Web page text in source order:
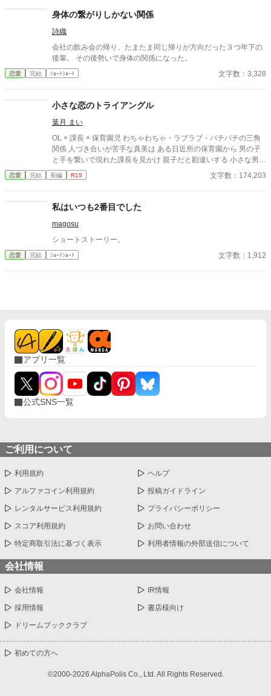
のせいで、その一線は越えられなかった。 でも、あれから変わっ
た私なら……。 ****** 2021/05/29 公開 ****** 表紙 いもこは妹
pixivID:11163077
身体の繋がりしかない関係
詩織
会社の飲み会の帰り、たまたま同じ帰りが方向だった３つ年下の
後輩。 その後勢いで身体の関係になった。
恋愛 完結 ｼｮｰﾄｼｮｰﾄ 文字数：3,328
小さな恋のトライアングル
葉月 まい
OL × 課長 × 保育園児 わちゃわちゃ・ラブラブ・バチバチの三角
関係 人づき合いが苦手な真美は ある日近所の保育園から 男の子
と手を繋いで現れた課長を見かけ 親子だと勘違いする 小さな男の
子、岳を中心に 三人のちょっと不思議で ほんわか温かい 恋の三
角関係が始まった *✻:::✻*✻:::✻* 登場人物 *✻:::✻*✻:::✻* 望月 真美
ョン課 課長 五十嵐 岳(4歳)… 潤の甥
恋愛 完結 長編 R15 文字数：174,203
私はいつも2番目でした
magosu
ショートストーリー。
恋愛 完結 ｼｮｰﾄｼｮｰﾄ 文字数：1,912
アプリ一覧
公式SNS一覧
ご利用について
利用規約 ヘルプ
アルファコイン利用規約 投稿ガイドライン
レンタルサービス利用規約 プライバシーポリシー
スコア利用規約 お問い合わせ
特定商取引法に基づく表示 利用者情報の外部送信について
会社情報
会社情報 IR情報
採用情報 書店様向け
ドリームブッククラブ
初めての方へ
©2000-2026 AlphaPolis Co., Ltd. All Rights Reserved.